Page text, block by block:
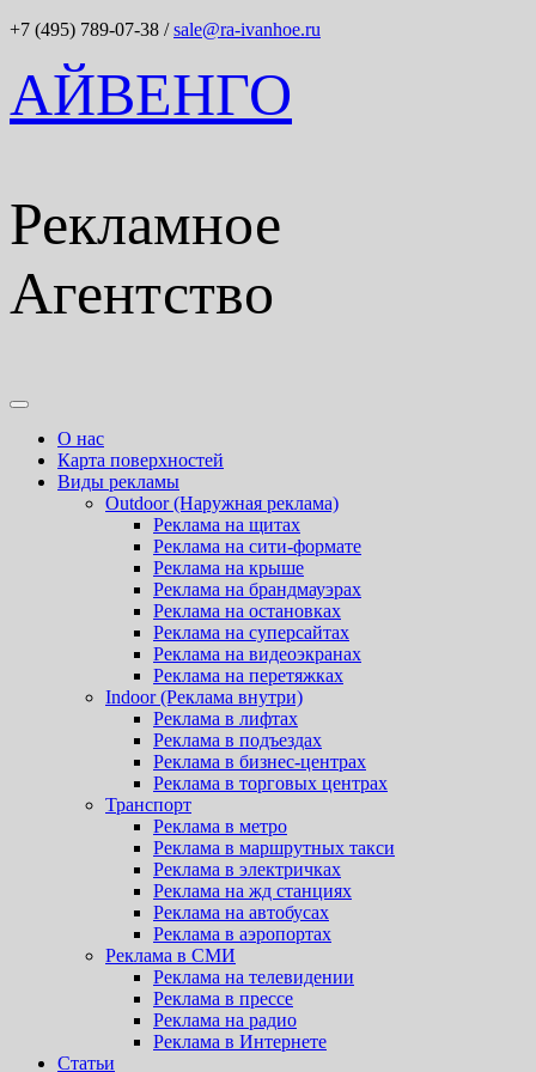
+7 (495) 789-07-38 /sale@ra-ivanhoe.ru
АЙВЕНГО
Рекламное
Агентство
О нас
Карта поверхностей
Виды рекламы
Outdoor (Наружная реклама)
Реклама на щитах
Реклама на сити-формате
Реклама на крыше
Реклама на брандмауэрах
Реклама на остановках
Реклама на суперсайтах
Реклама на видеоэкранах
Реклама на перетяжках
Indoor (Реклама внутри)
Реклама в лифтах
Реклама в подъездах
Реклама в бизнес-центрах
Реклама в торговых центрах
Транспорт
Реклама в метро
Реклама в маршрутных такси
Реклама в электричках
Реклама на жд станциях
Реклама на автобусах
Реклама в аэропортах
Реклама в СМИ
Реклама на телевидении
Реклама в прессе
Реклама на радио
Реклама в Интернете
Статьи